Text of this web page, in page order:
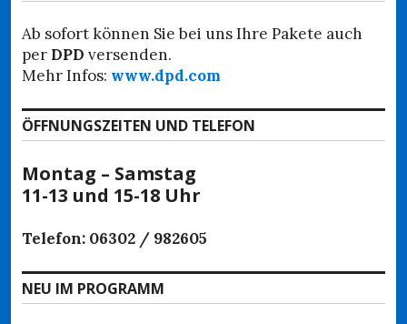
Ab sofort können Sie bei uns Ihre Pakete auch
per DPD versenden.
Mehr Infos: www.dpd.com
ÖFFNUNGSZEITEN UND TELEFON
Montag – Samstag
11-13 und 15-18 Uhr
Telefon: 06302 / 982605
NEU IM PROGRAMM